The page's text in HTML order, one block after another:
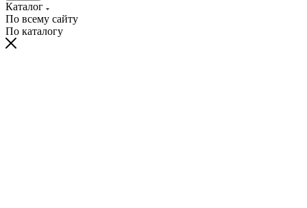
Каталог
По всему сайту
По каталогу